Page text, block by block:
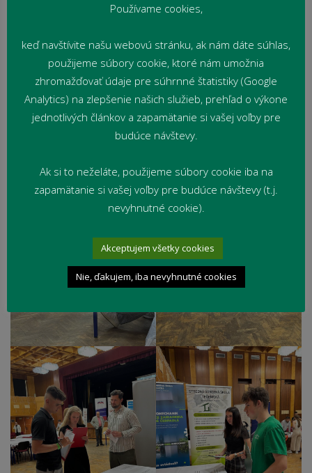
Používame cookies,
keď navštívite našu webovú stránku, ak nám dáte súhlas,
použijeme súbory cookie, ktoré nám umožnia
zhromažďovať údaje pre súhrnné štatistiky (Google
Analytics) na zlepšenie našich služieb, prehľad o výkone
jednotlivých článkov a zapamätanie si vašej voľby pre
budúce návštevy.
Ak si to neželáte, použijeme súbory cookie iba na
zapamätanie si vašej voľby pre budúce návštevy (t.j.
nevyhnutné cookie).
Akceptujem všetky cookies
Nie, ďakujem, iba nevyhnutné cookies